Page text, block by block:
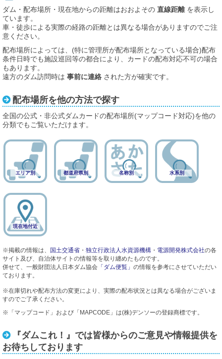
ダム・配布場所・現在地からの距離はおおよその 直線距離を表示し
ています。
車・徒歩による実際の経路の距離とは異なる場合がありますのでご注
意ください。
配布場所によっては、(特に管理所が配布場所となっている場合)配布
条件日時でも施設巡回等の都合により、カードの配布対応不可の場合
もあります。
遠方のダム訪問時は 事前に連絡 された方が確実です。
配布場所を他の方法で探す
全国の公式・非公式ダムカードの配布場所(マップコード対応)を他の
分類でもご覧いただけます。
エリア別 都道府県別 名称別 水系別
現在地付近
※掲載の情報は、 国土交通省 ・ 独立行政法人水資源機構 ・ 電源開発株式会社の各
サイト及び、自治体サイトの情報等を取り纏めたものです。
併せて、一般財団法人日本ダム協会 「ダム便覧」 の情報を参考にさせていただい
ております。
※在庫切れや配布方法の変更により、実際の配布状況とは異なる場合がございま
すのでご了承ください。
※「マップコード」および「MAPCODE」は(株)デンソーの登録商標です。
『ダムこれ！』では皆様からのご意見や情報提供を
お待ちしております